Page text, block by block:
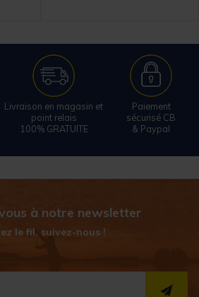
Livraison en magasin et
point relais
100% GRATUITE
Paiement
sécurisé CB
& Paypal
à notre newsletter
le fil, suivez-nous !